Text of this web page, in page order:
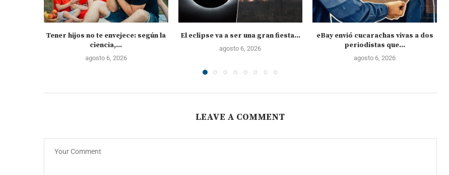
Tener hijos no te envejece: según la
ciencia,...
agosto 6, 2026
El eclipse va a ser una gran fiesta...
agosto 6, 2026
eBay envió cucarachas vivas a dos
periodistas que...
agosto 6, 2026
LEAVE A COMMENT